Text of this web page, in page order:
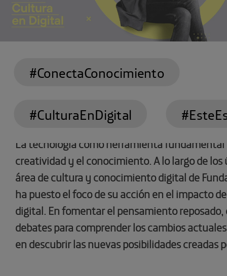
#ConectaConocimiento
#CulturaEnDigital
La tecnología como herramienta fundamental
creatividad y el conocimiento. A lo largo de
área de cultura y conocimiento digital de
ha puesto el foco de su acción en el impacto
digital. En fomentar el pensamiento
debates para comprender los cambios
en descubrir las nuevas posibilidades creadas